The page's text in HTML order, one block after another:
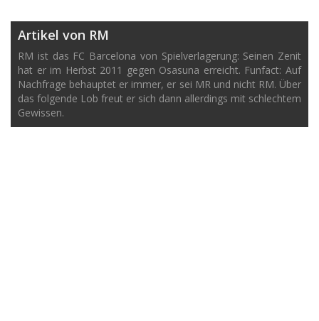
Artikel von RM
RM ist das FC Barcelona von Spielverlagerung: Seinen Zenit
hat er im Herbst 2011 gegen Osasuna erreicht. Funfact: Auf
Nachfrage behauptet er immer, er sei MR und nicht RM. Über
das folgende Lob freut er sich dann allerdings mit schlechtem
Gewissen.